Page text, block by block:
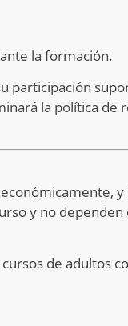
la formación.
participación
la política de
y no
de adultos